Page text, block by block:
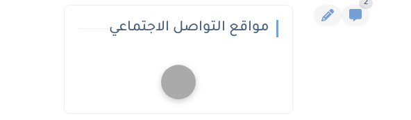
2
مواقع التواصل الاجتماعي